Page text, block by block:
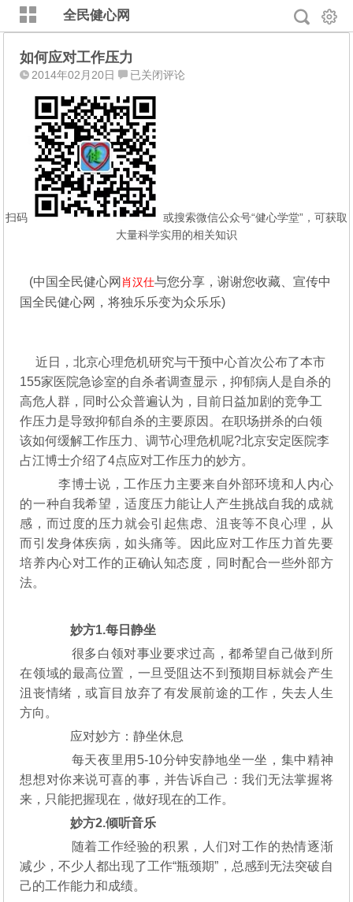
全民健心网
如何应对工作压力
2014年02月20日
如
应
对
工
作
压
力
已关闭评论
扫码
或搜索微信公众号“健心学堂”，可获取
大量科学实用的相关知识
(中国全民健心网 肖汉仕与您分享，谢谢您收藏、宣传中
国全民健心网，将独乐乐变为众乐乐)
近日，北京心理危机研究与干预中心首次公布了本市
155家医院急诊室的自杀者调查显示，抑郁病人是自杀的
高危人群，同时公众普遍认为，目前日益加剧的竞争工
作压力是导致抑郁自杀的主要原因。在职场拼杀的白领
该如何缓解工作压力、调节心理危机呢?北京安定医院李
占江博士介绍了4点应对工作压力的妙方。
李博士说，工作压力主要来自外部环境和人内心
的一种自我希望，适度压力能让人产生挑战自我的成就
感，而过度的压力就会引起焦虑、沮丧等不良心理，从
而引发身体疾病，如头痛等。因此应对工作压力首先要
培养内心对工作的正确认知态度，同时配合一些外部方
法。
妙方1.每日静坐
很多白领对事业要求过高，都希望自己做到所
在领域的最高位置，一旦受阻达不到预期目标就会产生
沮丧情绪，或盲目放弃了有发展前途的工作，失去人生
方向。
应对妙方：静坐休息
每天夜里用5-10分钟安静地坐一坐，集中精神
想想对你来说可喜的事，并告诉自己：我们无法掌握将
来，只能把握现在，做好现在的工作。
妙方2.倾听音乐
随着工作经验的积累，人们对工作的热情逐渐
减少，不少人都出现了工作“瓶颈期”，总感到无法突破自
己的工作能力和成绩。